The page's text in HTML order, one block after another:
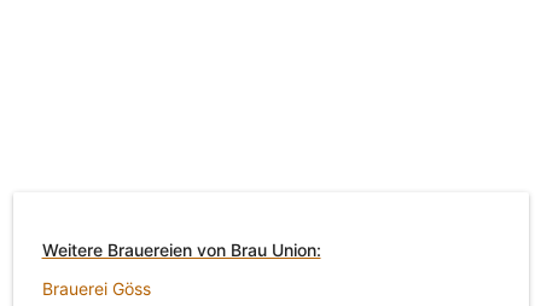
Weitere Brauereien von Brau Union:
Brauerei Göss